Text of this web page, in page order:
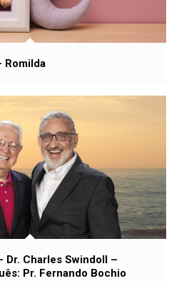
Romilda
Dr. Charles Swindoll –
Pr. Fernando Bochio